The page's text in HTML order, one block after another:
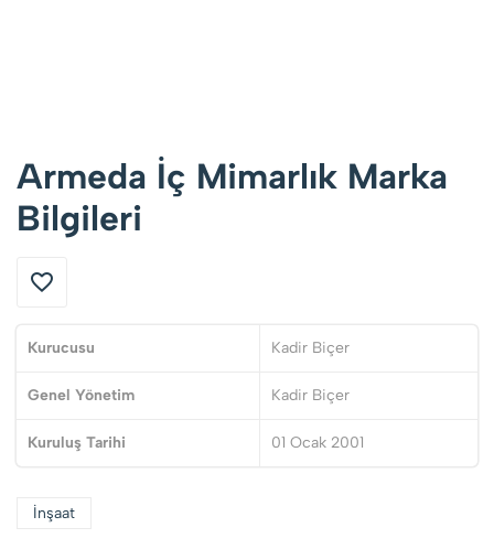
Armeda İç Mimarlık Marka
Bilgileri
Kurucusu Kadir Biçer
Genel Yönetim Kadir Biçer
Kuruluş Tarihi 01 Ocak 2001
İnşaat